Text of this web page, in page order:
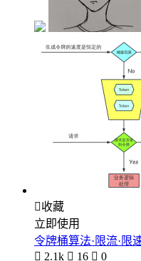
收藏
立即使用
令牌桶算法·限流·限
 2.1k  16  0